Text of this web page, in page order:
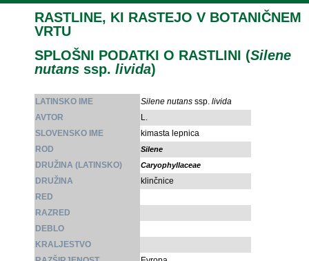
RASTLINE, KI RASTEJO V BOTANIČNEM
VRTU
SPLOŠNI PODATKI O RASTLINI (Silene
nutans ssp. livida)
LATINSKO IME Silene nutans ssp. livida
AVTOR
L.
SLOVENSKO IME
kimasta lepnica
ROD
Silene
DRUŽINA (LATINSKO) Caryophyllaceae
DRUŽINA
klinčnice
RED
RAZRED
DEBLO
KRALJESTVO